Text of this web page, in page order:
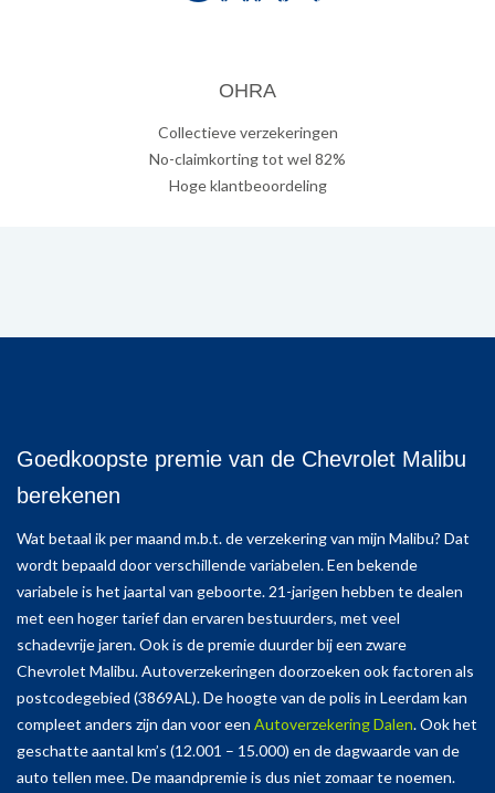
OHRA
Collectieve verzekeringen
No-claimkorting tot wel 82%
Hoge klantbeoordeling
Goedkoopste premie van de Chevrolet Malibu
berekenen
Wat betaal ik per maand m.b.t. de verzekering van mijn Malibu? Dat
wordt bepaald door verschillende variabelen. Een bekende
variabele is het jaartal van geboorte. 21-jarigen hebben te dealen
met een hoger tarief dan ervaren bestuurders, met veel
schadevrije jaren. Ook is de premie duurder bij een zware
Chevrolet Malibu. Autoverzekeringen doorzoeken ook factoren als
postcodegebied (3869AL). De hoogte van de polis in Leerdam kan
compleet anders zijn dan voor een Autoverzekering Dalen. Ook het
geschatte aantal km’s (12.001 – 15.000) en de dagwaarde van de
auto tellen mee. De maandpremie is dus niet zomaar te noemen.